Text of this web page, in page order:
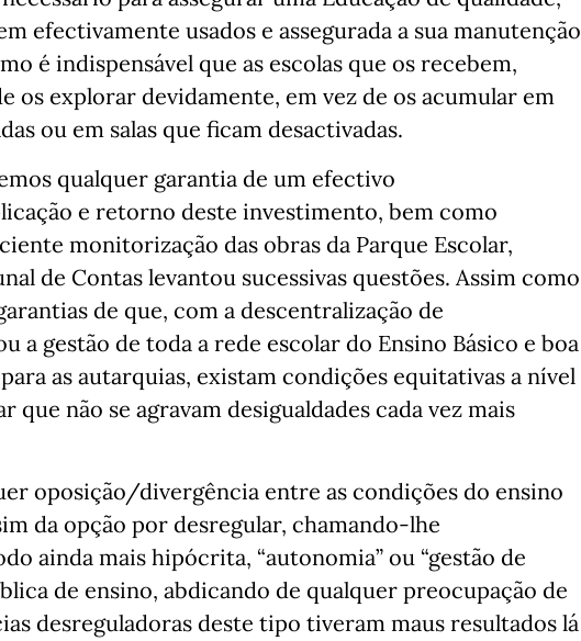
efectivamente usados e assegurada a sua manutenção
é indispensável que as escolas que os recebem,
os explorar devidamente, em vez de os acumular em
ou em salas que ficam desactivadas.
qualquer garantia de um efectivo
e retorno deste investimento, bem como
monitorização das obras da Parque Escolar,
de Contas levantou sucessivas questões. Assim como
de que, com a descentralização de
a gestão de toda a rede escolar do Ensino Básico e boa
as autarquias, existam condições equitativas a nível
que não se agravam desigualdades cada vez mais
oposição/divergência entre as condições do ensino
da opção por desregular, chamando-lhe
ainda mais hipócrita, “autonomia” ou “gestão de
de ensino, abdicando de qualquer preocupação de
desreguladoras deste tipo tiveram maus resultados lá